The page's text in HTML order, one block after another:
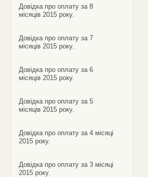
Довідка про оплату за 8
місяців 2015 року.
Довідка про оплату за 7
місяців 2015 року.
Довідка про оплату за 6
місяців 2015 року.
Довідка про оплату за 5
місяців 2015 року.
Довідка про оплату за 4 місяці
2015 року.
Довідка про оплату за 3 місяці
2015 року.